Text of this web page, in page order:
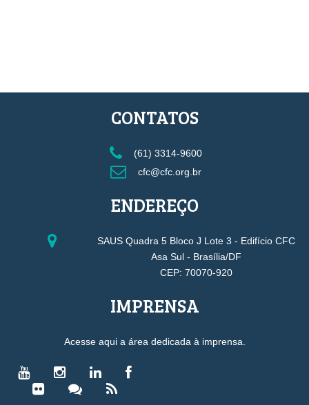
CONTATOS
(61) 3314-9600
cfc@cfc.org.br
ENDEREÇO
SAUS Quadra 5 Bloco J Lote 3 - Edifício CFC
Asa Sul - Brasília/DF
CEP: 70070-920
IMPRENSA
Acesse aqui a área dedicada à imprensa.